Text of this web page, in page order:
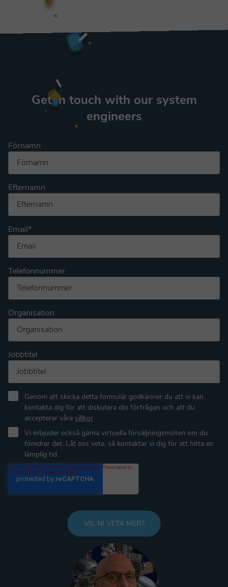
Get in touch with our system
engineers
Förnamn
Efternamn
Email*
Telefonnummer
Organisation
Jobbtitel
Genom att skicka detta formulär godkänner du att vi kan
kontakta dig för att diskutera din förfrågan och att du
accepterar våra villkor.
Vi erbjuder också gärna virtuella försäljningsmöten om du
föredrar det. Låt oss veta, så kontaktar vi dig för att hitta en
lämplig tid.